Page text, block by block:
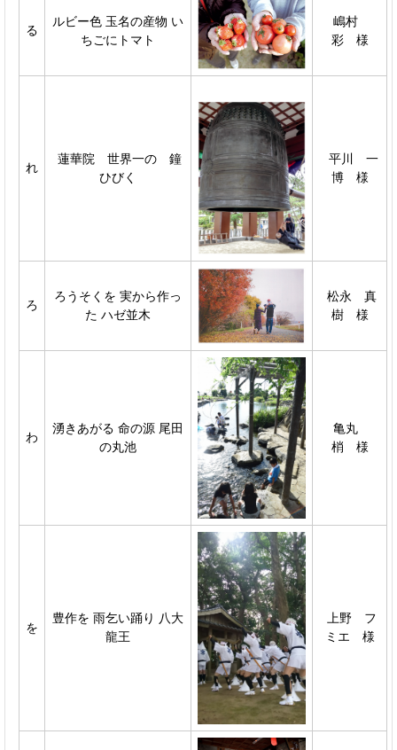
る
ルビー色 玉名の産物 い
ちごにトマト
嶋村
彩 様
れ
蓮華院 世界一の 鐘
ひびく
平川 一
博 様
ろ
ろうそくを 実から作っ
た ハゼ並木
松永 真
樹 様
わ
湧きあがる 命の源 尾田
の丸池
亀丸
梢 様
を
豊作を 雨乞い踊り 八大
龍王
上野 フ
ミエ 様